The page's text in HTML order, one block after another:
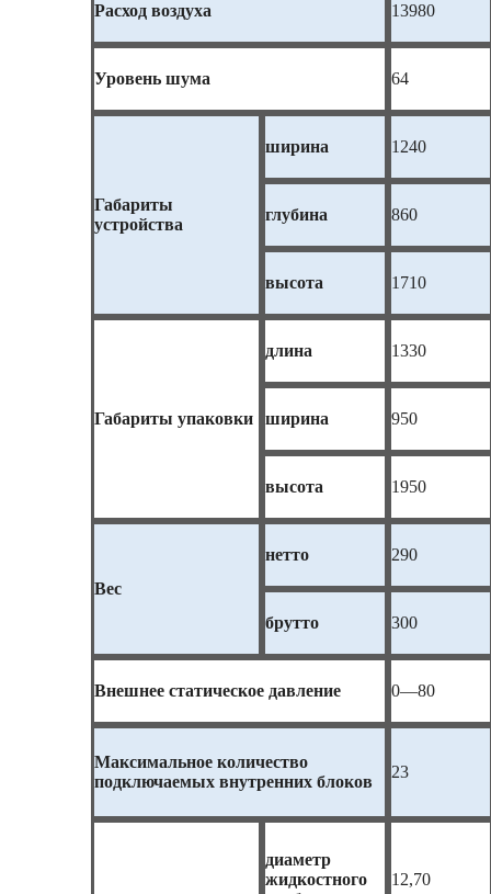
Расход воздуха 13980
Уровень шума 64
Габариты
устройства
ширина 1240
глубина 860
высота 1710
Габариты упаковки
длина 1330
ширина 950
высота 1950
Вес
нетто 290
брутто 300
Внешнее статическое давление 0—80
Максимальное количество
подключаемых внутренних блоков
23
диаметр
жидкостного
12,70